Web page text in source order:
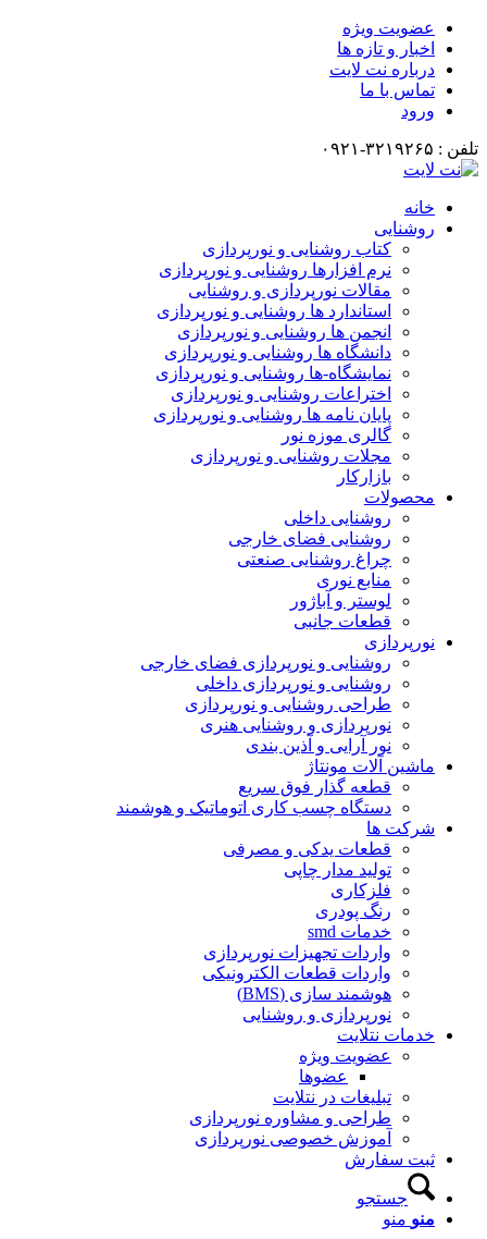
عضویت ویژه
اخبار و تازه ها
درباره نت لایت
تماس با ما
ورود
تلفن : ۳۲۱۹۲۶۵-۰۹۲۱
خانه
روشنایی
کتاب روشنایی و نورپردازی
نرم افزارها روشنایی و نورپردازی
مقالات نورپردازی و روشنایی
استاندارد ها روشنایی و نورپردازی
انجمن ها روشنایی و نورپردازی
دانشگاه ها روشنایی و نورپردازی
نمایشگاه-ها روشنایی و نورپردازی
اختراعات روشنایی و نورپردازی
پایان نامه ها روشنایی و نورپردازی
گالری موزه نور
مجلات روشنایی و نورپردازی
بازارکار
محصولات
روشنایی داخلی
روشنایی فضای خارجی
چراغ روشنایی صنعتی
منابع نوری
لوستر و آباژور
قطعات جانبی
نورپردازی
روشنایی و نورپردازی فضای خارجی
روشنایی و نورپردازی داخلی
طراحی روشنایی و نورپردازی
نورپردازی و روشنایی هنری
نور آرایی و آذین بندی
ماشین آلات مونتاژ
قطعه گذار فوق سریع
دستگاه چسب کاری اتوماتیک و هوشمند
شرکت ها
قطعات یدکی و مصرفی
تولید مدار چاپی
فلزکاری
رنگ پودری
خدمات smd
واردات تجهیزات نورپردازی
واردات قطعات الکترونیکی
هوشمند سازی (BMS)
نورپردازی و روشنایی
خدمات نتلایت
عضویت ویژه
عضوها
تبلیغات در نتلایت
طراحی و مشاوره نورپردازی
آموزش خصوصی نورپردازی
ثبت سفارش
جستجو
منو منو